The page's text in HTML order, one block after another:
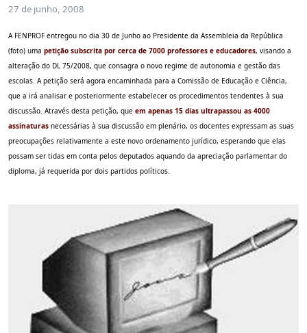
27 de junho, 2008
A FENPROF entregou no dia 30 de Junho ao Presidente da Assembleia da República
(foto) uma petição subscrita por cerca de 7000 professores e educadores, visando a
alteração do DL 75/2008, que consagra o novo regime de autonomia e gestão das
escolas. A petição será agora encaminhada para a Comissão de Educação e Ciência,
que a irá analisar e posteriormente estabelecer os procedimentos tendentes à sua
discussão. Através desta petição, que em apenas 15 dias ultrapassou as 4000
assinaturas necessárias à sua discussão em plenário, os docentes expressam as suas
preocupações relativamente a este novo ordenamento jurídico, esperando que elas
possam ser tidas em conta pelos deputados aquando da apreciação parlamentar do
diploma, já requerida por dois partidos políticos.